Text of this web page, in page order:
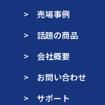
> 売場事例
> 話題の商品
> 会社概要
> お問い合わせ
> サポート